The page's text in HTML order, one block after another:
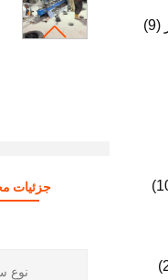
(9)
جزئیات
نوع